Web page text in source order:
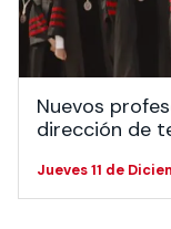
Nuevos
dirección de
Jueves 11 de